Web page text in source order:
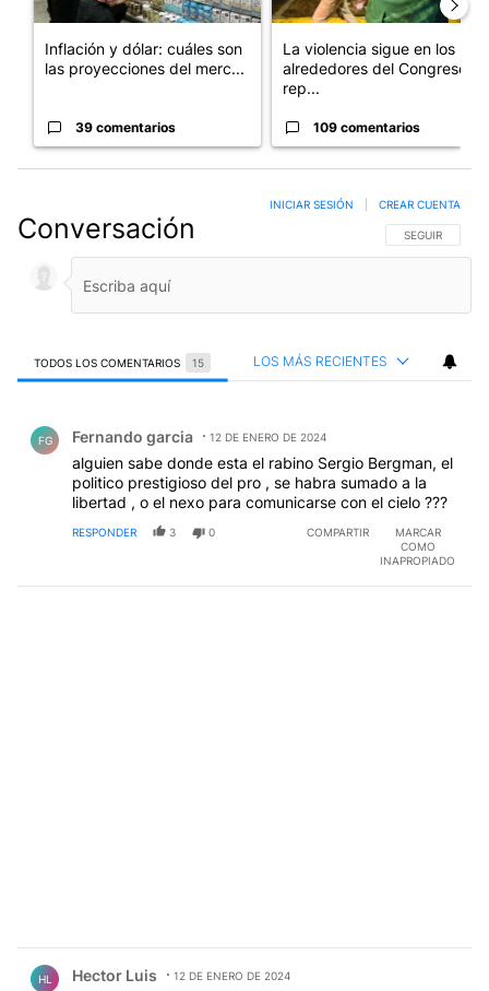
Inflación y dólar: cuáles son
las proyecciones del merc...
39 comentarios
La violencia sigue en los
alrededores del Congreso:
rep...
109 comentarios
Conversación SIGA ESTA
SEGUIR
INICIAR SESIÓN CREAR CUENTA
TODOS LOS COMENTARIOS 15 LOS MÁS RECIENTES
FG Fernando garcia 12 DE ENERO DE 2024
alguien sabe donde esta el rabino Sergio Bergman, el
politico prestigioso del pro , se habra sumado a la
libertad , o el nexo para comunicarse con el cielo ???
RESPONDER 3 0 COMPARTIR
MARCAR
COMO
INAPROPIADO
HL Hector Luis 12 DE ENERO DE 2024